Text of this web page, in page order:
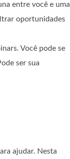
entre você e uma
oportunidades
Você pode se
ser sua
ajudar. Nesta